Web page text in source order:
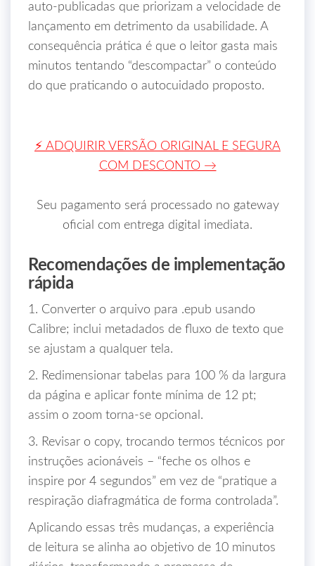
auto‑publicadas que priorizam a velocidade de
lançamento em detrimento da usabilidade. A
consequência prática é que o leitor gasta mais
minutos tentando “descompactar” o conteúdo
do que praticando o autocuidado proposto.
⚡ ADQUIRIR VERSÃO ORIGINAL E SEGURA
COM DESCONTO →
Seu pagamento será processado no gateway
oficial com entrega digital imediata.
Recomendações de implementação
rápida
1. Converter o arquivo para .epub usando
Calibre; inclui metadados de fluxo de texto que
se ajustam a qualquer tela.
2. Redimensionar tabelas para 100 % da largura
da página e aplicar fonte mínima de 12 pt;
assim o zoom torna‑se opcional.
3. Revisar o copy, trocando termos técnicos por
instruções acionáveis – “feche os olhos e
inspire por 4 segundos” em vez de “pratique a
respiração diafragmática de forma controlada”.
Aplicando essas três mudanças, a experiência
de leitura se alinha ao objetivo de 10 minutos